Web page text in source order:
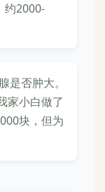
约2000-
是否肿大。
家小白做了
块，但为